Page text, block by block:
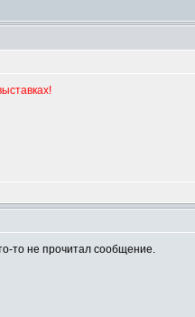
то не прочитал сообщение.